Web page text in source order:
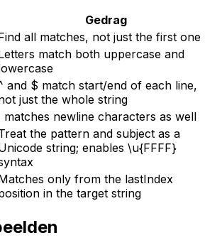
Gedrag
all matches, not just the first one
match both uppercase and
and $ match start/end of each line,
just the whole string
matches newline characters as well
the pattern and subject as a
string; enables \u{FFFF}
only from the lastIndex
in the target string